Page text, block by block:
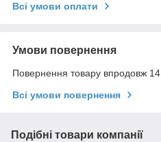
Всі умови оплати
Умови повернення
Повернення товару впродовж 14
Всі умови повернення
Подібні товари компанії